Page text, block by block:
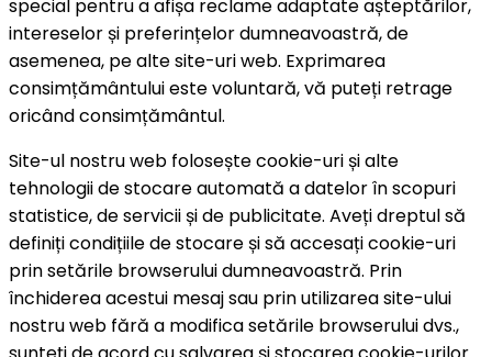
special pentru a afișa reclame adaptate așteptărilor,
intereselor și preferințelor dumneavoastră, de
asemenea, pe alte site-uri web. Exprimarea
consimțământului este voluntară, vă puteți retrage
oricând consimțământul.
Site-ul nostru web folosește cookie-uri și alte
tehnologii de stocare automată a datelor în scopuri
statistice, de servicii și de publicitate. Aveți dreptul să
definiți condițiile de stocare și să accesați cookie-uri
prin setările browserului dumneavoastră. Prin
închiderea acestui mesaj sau prin utilizarea site-ului
nostru web fără a modifica setările browserului dvs.,